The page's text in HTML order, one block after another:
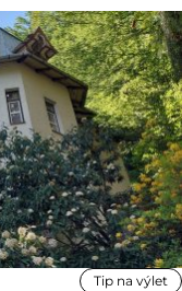
Tip na výlet